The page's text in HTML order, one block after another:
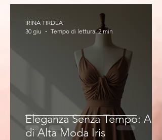
Eleganza Senza Tempo: Abiti
di Alta Moda Iris
IRINA TIRDEA
30 giu
Tempo di lettura: 2 min